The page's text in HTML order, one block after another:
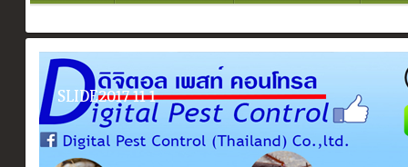
SLIDE2017 11 1